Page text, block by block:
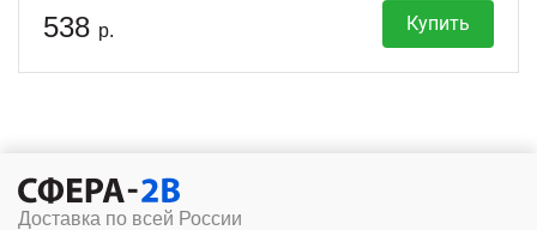
538 р. Купить
Доставка по всей России